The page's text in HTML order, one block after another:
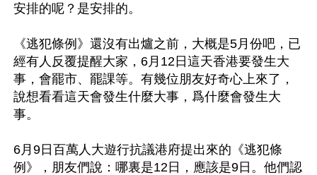
安排的呢？是安排的。
《逃犯條例》還沒有出爐之前，大概是5月份吧，已
經有人反覆提醒大家，6月12日這天香港要發生大
事，會罷市、罷課等。有幾位朋友好奇心上來了，
說想看看這天會發生什麼大事，爲什麼會發生大
事。
6月9日百萬人大遊行抗議港府提出來的《逃犯條
例》，朋友們說：哪裏是12日，應該是9日。他們認